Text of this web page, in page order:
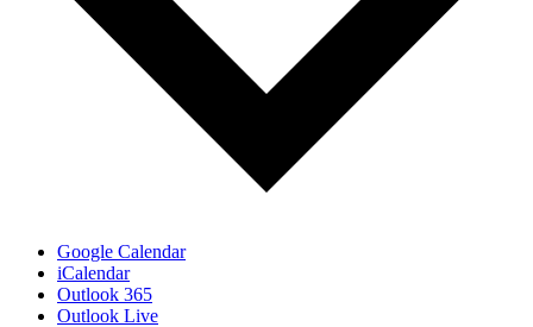
Google Calendar
iCalendar
Outlook 365
Outlook Live